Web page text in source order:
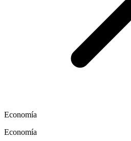
Economía
Economía